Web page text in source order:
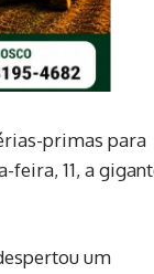
primas para
11, a
um